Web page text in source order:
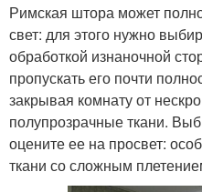
Римская штора может
свет: для этого нужно
обработкой изнаночной
пропускать его почти
закрывая комнату от
полупрозрачные ткани.
оцените ее на просвет:
ткани со сложным